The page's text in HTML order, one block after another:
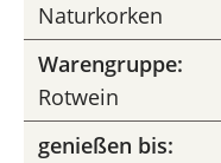
Naturkorken
Warengruppe:
Rotwein
genießen bis: